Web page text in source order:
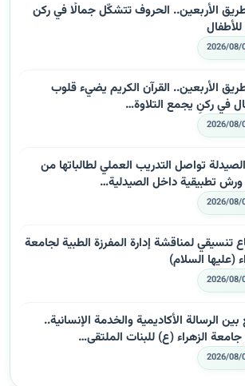
الأربعين.. الحروف تتشكّل جمالًا في ركن
2026/08/
الأربعين.. القرآن الكريم يضيء قلوب
في ركنٍ يجمع التلاوة…
2026/08/
تواصل التدريب العملي لطالباتها من
تطبيقية داخل الصيدلية…
2026/08/
تنسيقي لمناقشة إدارة المفرزة الطبية لجامعة
(عليها السلام)
2026/08/
الرسالة الأكاديمية والخدمة الإنسانية..
الزهراء (ع) للبنات الملتقى…
2026/08/